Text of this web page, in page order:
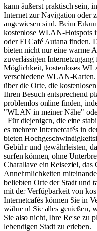
kann äußerst praktisch sein,
Internet zur Navigation oder
angewiesen sind. Beim
kostenlose WLAN-Hotspots
oder El Café Autana finden.
bieten nicht nur eine warme
zuverlässigen
Möglichkeit, kostenloses
verschiedene WLAN-
über die Orte, die
Ihren Besuch entsprechend
problemlos online finden,
"WLAN in meiner Nähe"
Für diejenigen, die eine
es mehrere Internetcafés in
bieten
Gebühr und gewährleisten,
surfen können, ohne
Charallave ein Reiseziel,
Annehmlichkeiten
beliebten Orte der Stadt und
mit der Verfügbarkeit von
Internetcafés können Sie in
während Sie alles genießen,
Sie also nicht, Ihre Reise zu
lebendigen Stadt zu erleben.